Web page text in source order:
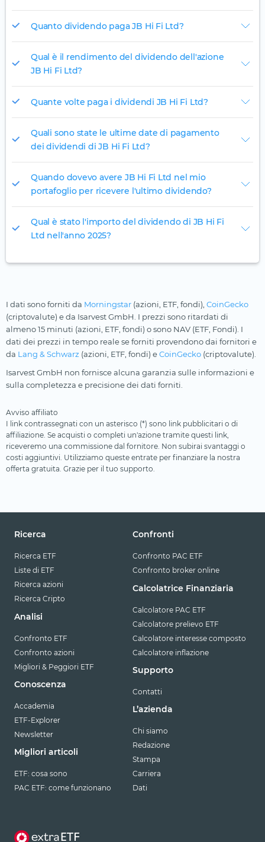
Quanto dividendo paga JB Hi Fi Ltd?
Qual è il rendimento del dividendo dell'azione
JB Hi Fi Ltd?
Quante volte paga i dividendi JB Hi Fi Ltd?
Quali sono state le ultime date di pagamento
dei dividendi di JB Hi Fi Ltd?
Quando dovevo avere JB Hi Fi Ltd nel mio
portafoglio per ricevere l'ultimo dividendo?
Qual è stato l'importo del dividendo di JB Hi Fi
Ltd nell'anno 2025?
I dati sono forniti da Morningstar (azioni, ETF, fondi), CoinGecko
(criptovalute) e da Isarvest GmbH. I prezzi sono ritardati di
almeno 15 minuti (azioni, ETF, fondi) o sono NAV (ETF, Fondi). I
dati dei prezzi in tempo reale se forniti provendono dai fornitori e
da Lang & Schwarz (azioni, ETF, fondi) eCoinGecko (criptovalute).
Isarvest GmbH non fornisce alcuna garanzia sulle informazioni e
sulla completezza e precisione dei dati forniti.
Avviso affiliato
I link contrassegnati con un asterisco (*) sono link pubblicitari o di
affiliazione. Se acquisti o completi un'azione tramite questi link,
riceveremo una commissione dal fornitore. Non subirai svantaggi o
costi aggiuntivi. Utilizziamo queste entrate per finanziare la nostra
offerta gratuita. Grazie per il tuo supporto.
Ricerca
Ricerca ETF
Liste di ETF
Ricerca azioni
Ricerca Cripto
Analisi
Confronto ETF
Confronto azioni
Migliori & Peggiori ETF
Conoscenza
Accademia
ETF-Explorer
Newsletter
Migliori articoli
ETF: cosa sono
PAC ETF: come funzionano
Confronti
Confronto PAC ETF
Confronto broker online
Calcolatrice Finanziaria
Calcolatore PAC ETF
Calcolatore prelievo ETF
Calcolatore interesse composto
Calcolatore inflazione
Supporto
Contatti
L’azienda
Chi siamo
Redazione
Stampa
Carriera
Dati